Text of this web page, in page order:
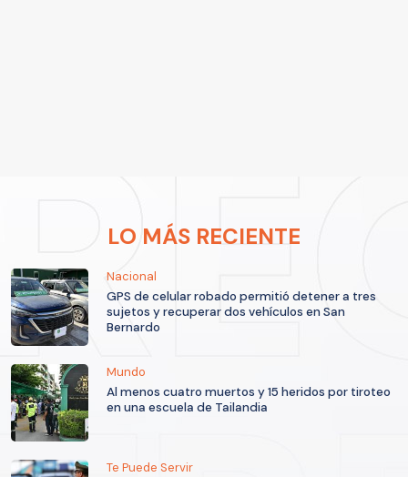
LO MÁS RECIENTE
Nacional
GPS de celular robado permitió detener a tres
sujetos y recuperar dos vehículos en San
Bernardo
Mundo
Al menos cuatro muertos y 15 heridos por tiroteo
en una escuela de Tailandia
Te Puede Servir